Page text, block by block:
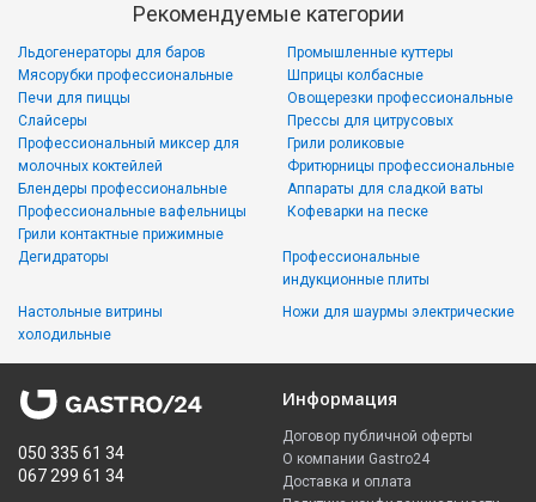
Рекомендуемые категории
Льдогенераторы для баров
Мясорубки профессиональные
Печи для пиццы
Слайсеры
Промышленные куттеры
Шприцы колбасные
Овощерезки профессиональные
Прессы для цитрусовых
Профессиональный миксер для
молочных коктейлей
Блендеры профессиональные
Профессиональные вафельницы
Грили контактные прижимные
Грили роликовые
Фритюрницы профессиональные
Аппараты для сладкой ваты
Кофеварки на песке
Дегидраторы
Настольные витрины
холодильные
Профессиональные
индукционные плиты
Ножи для шаурмы электрические
050 335 61 34
067 299 61 34
Информация
Договор публичной оферты
О компании Gastro24
Доставка и оплата